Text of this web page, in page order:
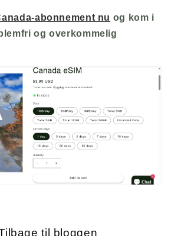
abonnement nu og kom i
og overkommelig
til bloggen